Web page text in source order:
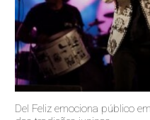
Del Feliz emociona público